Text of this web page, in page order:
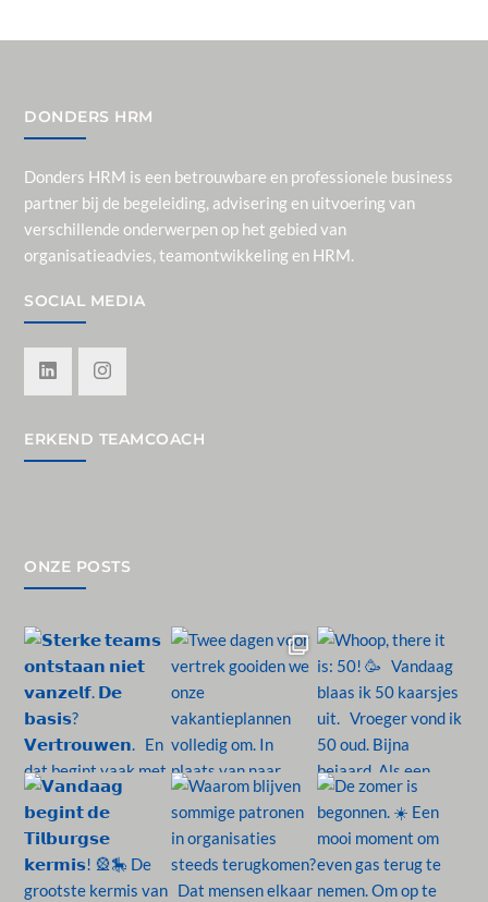
DONDERS HRM
Donders HRM is een betrouwbare en professionele business
partner bij de begeleiding, advisering en uitvoering van
verschillende onderwerpen op het gebied van
organisatieadvies, teamontwikkeling en HRM.
SOCIAL MEDIA
ERKEND TEAMCOACH
ONZE POSTS